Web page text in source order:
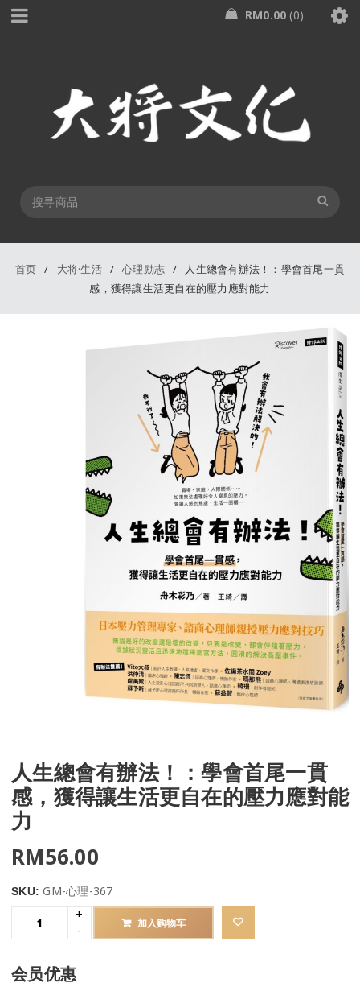
RM0.00 0
首页 / 大将·生活 / 心理励志 /
人生總會有辦法！：學會首尾一貫
感，獲得讓生活更自在的壓力應對能力
人生總會有辦法！：學會首尾一貫
感，獲得讓生活更自在的壓力應對能
力
RM56.00
SKU:GM-心理-367
加入购物车
会员优惠